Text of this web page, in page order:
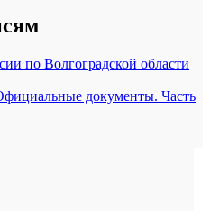
по Волгоградской области
документы. Часть